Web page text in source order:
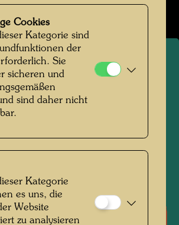
BAD
Cookies
Kategorie sind
der
Sie
sicheren und
sind daher nicht
Kategorie
es uns, die
Website
zu analysieren